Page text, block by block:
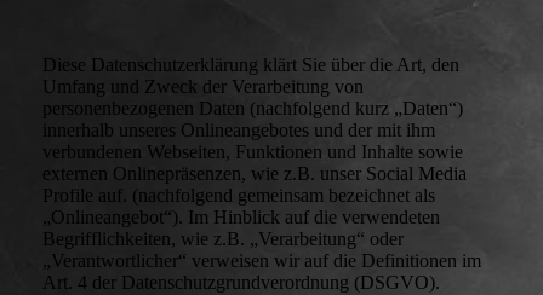
Diese Datenschutzerklärung klärt Sie über die Art, den
Umfang und Zweck der Verarbeitung von
personenbezogenen Daten (nachfolgend kurz „Daten“)
innerhalb unseres Onlineangebotes und der mit ihm
verbundenen Webseiten, Funktionen und Inhalte sowie
externen Onlinepräsenzen, wie z.B. unser Social Media
Profile auf. (nachfolgend gemeinsam bezeichnet als
„Onlineangebot“). Im Hinblick auf die verwendeten
Begrifflichkeiten, wie z.B. „Verarbeitung“ oder
„Verantwortlicher“ verweisen wir auf die Definitionen im
Art. 4 der Datenschutzgrundverordnung (DSGVO).